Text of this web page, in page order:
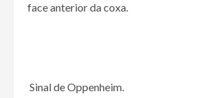
face anterior da coxa.
Sinal de Oppenheim.